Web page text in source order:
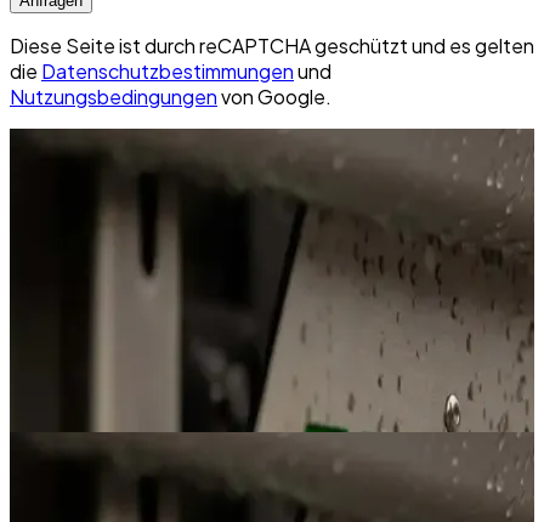
Diese Seite ist durch reCAPTCHA geschützt und es gelten
die Datenschutzbestimmungenund
Nutzungsbedingungenvon Google.